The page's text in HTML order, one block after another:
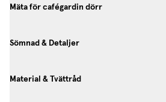
Mäta för cafégardin dörr
Sömnad & Detaljer
Material & Tvättråd